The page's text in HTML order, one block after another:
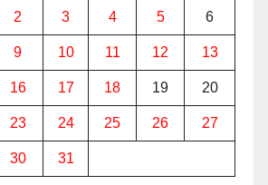
2 3 4 5 6
9 10 11 12 13
16 17 18 19 20
23 24 25 26 27
30 31